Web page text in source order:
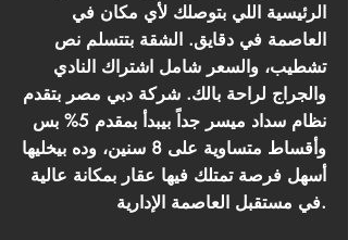
الرئيسية اللي بتوصلك لأي مكان في
العاصمة في دقايق. الشقة بتتسلم نص
تشطيب، والسعر شامل اشتراك النادي
والجراج لراحة بالك. شركة دبي مصر بتقدم
نظام سداد ميسر جداً بيبدأ بمقدم 5% بس
وأقساط متساوية على 8 سنين، وده بيخليها
أسهل فرصة تمتلك فيها عقار بمكانة عالية
في مستقبل العاصمة الإدارية.